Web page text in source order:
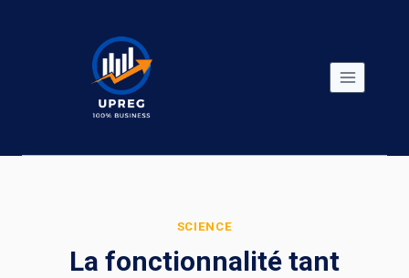
SCIENCE
La fonctionnalité tant